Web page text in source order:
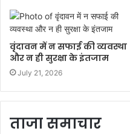
वृंदावन में न सफाई की व्यवस्था
और न ही सुरक्षा के इंतजाम
July 21, 2026
ताजा समाचार